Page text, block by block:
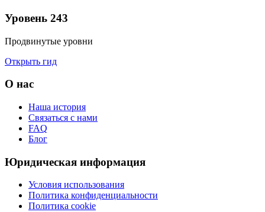
Уровень 243
Продвинутые уровни
Открыть гид
О нас
Наша история
Связаться с нами
FAQ
Блог
Юридическая информация
Условия использования
Политика конфиденциальности
Политика cookie